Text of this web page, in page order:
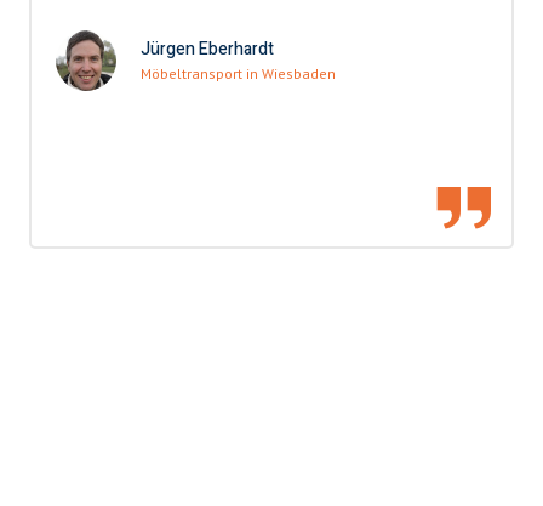
Jürgen Eberhardt
Möbeltransport in Wiesbaden